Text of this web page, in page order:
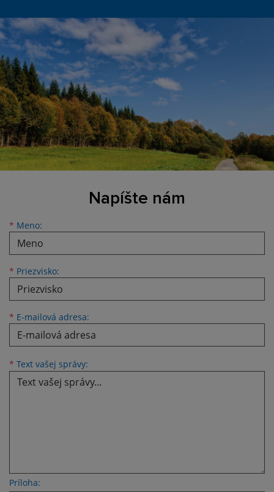
Napíšte nám
* Meno:
* Priezvisko:
* E-mailová adresa:
* Text vašej správy:
Príloha: